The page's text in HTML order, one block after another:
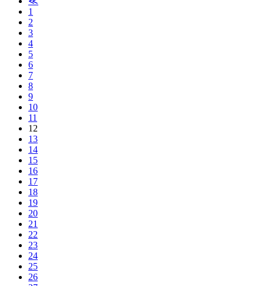
1
2
3
4
5
6
7
8
9
10
11
12
13
14
15
16
17
18
19
20
21
22
23
24
25
26